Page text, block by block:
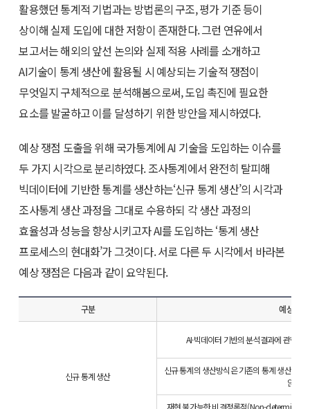
활용했던 통계적 기법과는 방법론의 구조, 평가 기준 등이
상이해 실제 도입에 대한 저항이 존재한다. 그런 연유에서
보고서는 해외의 앞선 논의와 실제 적용 사례를 소개하고
AI기술이 통계 생산에 활용될 시 예상되는 기술적 쟁점이
무엇일지 구체적으로 분석해봄으로써, 도입 촉진에 필요한
요소를 발굴하고 이를 달성하기 위한 방안을 제시하였다.
예상 쟁점 도출을 위해 국가통계에 AI 기술을 도입하는 이슈를
두 가지 시각으로 분리하였다. 조사통계에서 완전히 탈피해
빅데이터에 기반한 통계를 생산하는‘신규 통계 생산’의 시각과
조사통계 생산 과정을 그대로 수용하되 각 생산 과정의
효율성과 성능을 향상시키고자 AI를 도입하는 ‘통계 생산
프로세스의 현대화’가 그것이다. 서로 다른 두 시각에서 바라본
예상 쟁점은 다음과 같이 요약된다.
구분 예상 쟁점
신규 통계 생산
AI·빅데이터 기반의 분석결과에 관한
신규 통계의 생산방식은 기존의 통계 생산 프
않음
재현 불가능한 비결정론적(Non-